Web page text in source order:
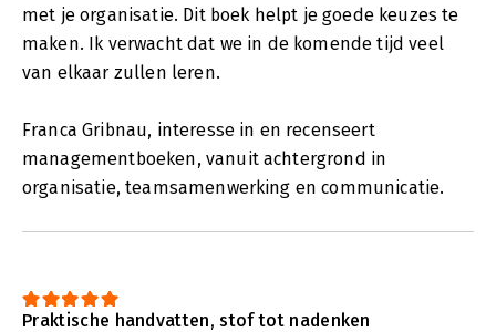
met je organisatie. Dit boek helpt je goede keuzes te
maken. Ik verwacht dat we in de komende tijd veel
van elkaar zullen leren.
Franca Gribnau, interesse in en recenseert
managementboeken, vanuit achtergrond in
organisatie, teamsamenwerking en communicatie.
Praktische handvatten, stof tot nadenken